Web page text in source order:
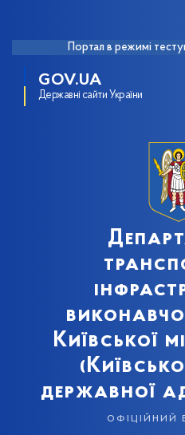
Портал в режимі
GOV.UA
Державні сайти України
Київської
державної
офіційний